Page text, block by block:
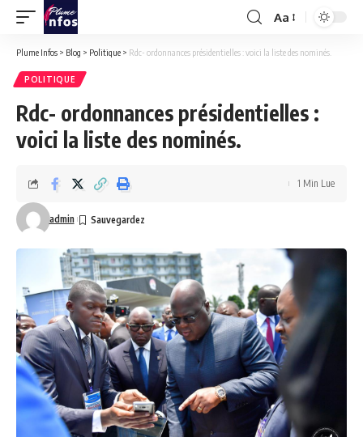
Font
Resizer
Aa
Plume Infos > Blog > Politique > Rdc- ordonnances présidentielles : voici la liste des nominés.
POLITIQUE
Rdc- ordonnances présidentielles :
voici la liste des nominés.
admin
1 Min Lue